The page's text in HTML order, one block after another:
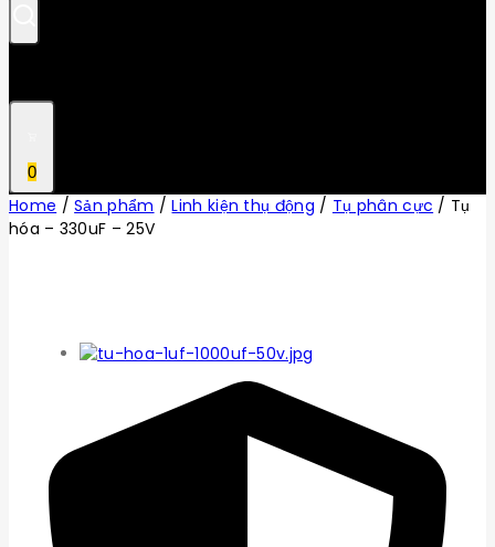
0
Home / Sản phẩm / Linh kiện thụ động / Tụ phân cực / Tụ
hóa – 330uF – 25V